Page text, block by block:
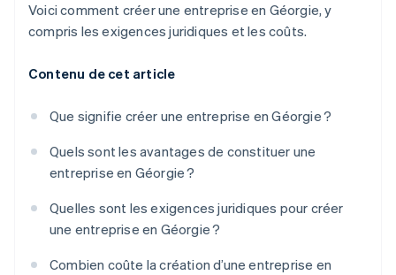
Voici comment créer une entreprise en Géorgie, y
compris les exigences juridiques et les coûts.
Contenu de cet article
Que signifie créer une entreprise en Géorgie ?
Quels sont les avantages de constituer une
entreprise en Géorgie ?
Quelles sont les exigences juridiques pour créer
une entreprise en Géorgie ?
Combien coûte la création d’une entreprise en